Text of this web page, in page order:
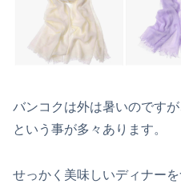
バンコクは外は暑いのです
という事が多々あります。
せっかく美味しいディナー